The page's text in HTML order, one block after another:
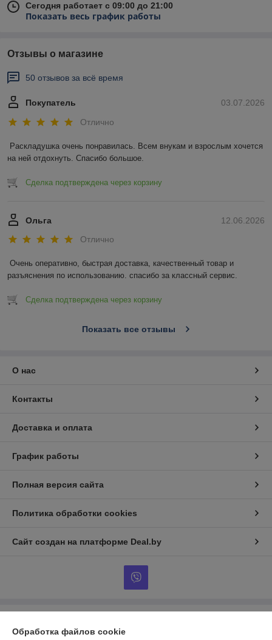
Сегодня работает с 09:00 до 21:00
Показать весь график работы
Отзывы о магазине
50 отзывов за всё время
03.07.2026
Покупатель
Отлично
Раскладушка очень понравилась. Всем внукам и взрослым хочется
на ней отдохнуть. Спасибо большое.
Сделка подтверждена через корзину
12.06.2026
Ольга
Отлично
Очень оперативно, быстрая доставка, качественный товар и
разъяснения по использованию. спасибо за классный сервис.
Сделка подтверждена через корзину
Показать все отзывы
О нас
Контакты
Доставка и оплата
График работы
Полная версия сайта
Политика обработки cookies
Сайт создан на платформе Deal.by
Обработка файлов cookie